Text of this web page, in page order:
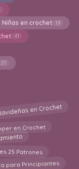
en crochet 19
41
21
en Crochet
en Crochet
25 Patrones
para Principiantes